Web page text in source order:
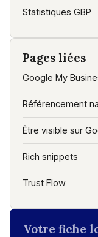
Statistiques GBP
Pages liées
Google My
Référencement
Être visible sur
Rich snippets
Trust Flow
Votre fiche